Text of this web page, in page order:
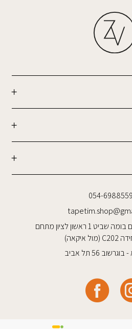
054-6988559
סניף ראשל"צ - אברהם בומה שביט 1 ראשון לציון מתחם
56 תל אביב